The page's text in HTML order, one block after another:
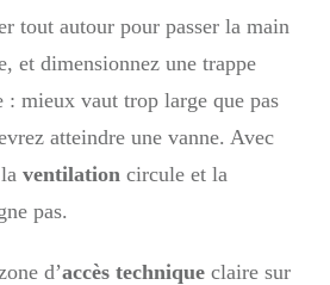
tout autour pour passer la main
et dimensionnez une trappe
mieux vaut trop large que pas
atteindre une vanne. Avec
ventilation circule et la
pas.
d’accès technique claire sur